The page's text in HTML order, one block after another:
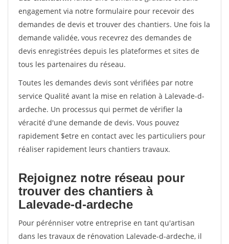
engagement via notre formulaire pour recevoir des
demandes de devis et trouver des chantiers. Une fois la
demande validée, vous recevrez des demandes de
devis enregistrées depuis les plateformes et sites de
tous les partenaires du réseau.
Toutes les demandes devis sont vérifiées par notre
service Qualité avant la mise en relation à Lalevade-d-
ardeche. Un processus qui permet de vérifier la
véracité d'une demande de devis. Vous pouvez
rapidement $etre en contact avec les particuliers pour
réaliser rapidement leurs chantiers travaux.
Rejoignez notre réseau pour
trouver des chantiers à
Lalevade-d-ardeche
Pour pérénniser votre entreprise en tant qu'artisan
dans les travaux de rénovation Lalevade-d-ardeche, il